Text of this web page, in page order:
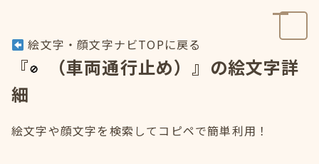
絵文字・顔文字ナビTOPに戻る
『
（車両通行止め）』の絵文字詳
細
絵文字や顔文字を検索してコピペで簡単利用！